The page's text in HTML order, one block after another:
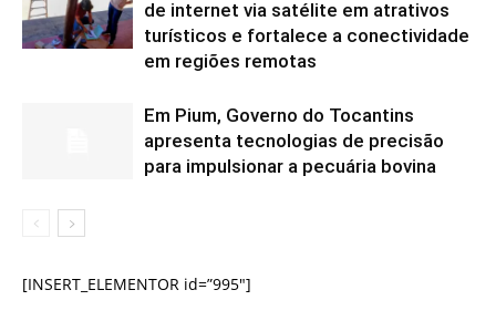
de internet via satélite em atrativos
turísticos e fortalece a conectividade
em regiões remotas
Em Pium, Governo do Tocantins
apresenta tecnologias de precisão
para impulsionar a pecuária bovina
[INSERT_ELEMENTOR id=”995″]